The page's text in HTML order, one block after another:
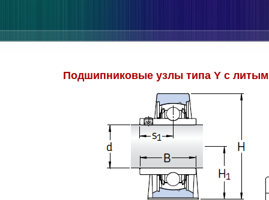
Подшипниковые узлы типа Y c